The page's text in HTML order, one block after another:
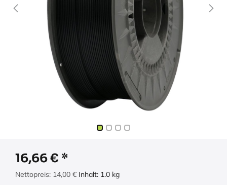
16,66€
Nettopreis: 14,00 € Inhalt: 1.0 kg